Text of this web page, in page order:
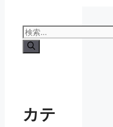
検
索:
カテ